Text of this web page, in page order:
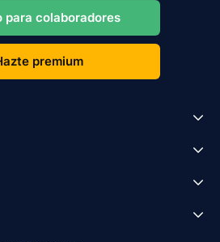
para colaboradores
premium